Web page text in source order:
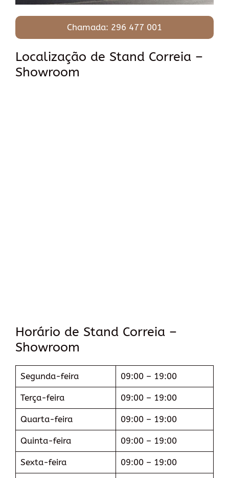
Chamada: 296 477 001
Localização de Stand Correia –
Showroom
Horário de Stand Correia –
Showroom
Segunda-feira 09:00 – 19:00
Terça-feira 09:00 – 19:00
Quarta-feira 09:00 – 19:00
Quinta-feira 09:00 – 19:00
Sexta-feira 09:00 – 19:00